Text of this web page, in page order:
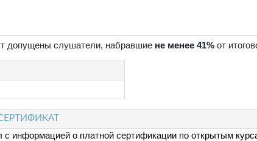
допущены слушатели, набравшие не менее 41%от
с информацией о платной сертификации по открытым